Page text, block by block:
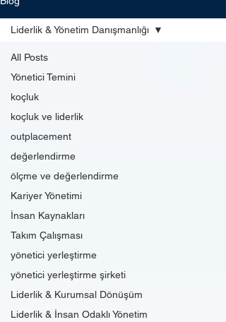
All Posts
Yönetici Temini
koçluk
koçluk ve liderlik
outplacement
değerlendirme
ölçme ve değerlendirme
Kariyer Yönetimi
İnsan Kaynakları
Takım Çalışması
yönetici yerleştirme
yönetici yerleştirme şirketi
Liderlik & Kurumsal Dönüşüm
Liderlik & İnsan Odaklı Yönetim
Liderlik & Yönetim Danışmanlığı